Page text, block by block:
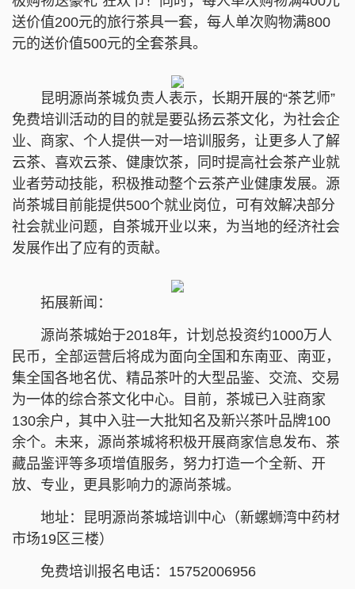
送价值200元的旅行茶具一套，每人单次购物满800
元的送价值500元的全套茶具。
昆明源尚茶城负责人表示，长期开展的“茶艺师”
免费培训活动的目的就是要弘扬云茶文化，为社会企
业、商家、个人提供一对一培训服务，让更多人了解
云茶、喜欢云茶、健康饮茶，同时提高社会茶产业就
业者劳动技能，积极推动整个云茶产业健康发展。源
尚茶城目前能提供500个就业岗位，可有效解决部分
社会就业问题，自茶城开业以来，为当地的经济社会
发展作出了应有的贡献。
拓展新闻：
源尚茶城始于2018年，计划总投资约1000万人
民币，全部运营后将成为面向全国和东南亚、南亚，
集全国各地名优、精品茶叶的大型品鉴、交流、交易
为一体的综合茶文化中心。目前，茶城已入驻商家
130余户，其中入驻一大批知名及新兴茶叶品牌100
余个。未来，源尚茶城将积极开展商家信息发布、茶
藏品鉴评等多项增值服务，努力打造一个全新、开
放、专业，更具影响力的源尚茶城。
地址：昆明源尚茶城培训中心（新螺蛳湾中药材
市场19区三楼）
免费培训报名电话：15752006956